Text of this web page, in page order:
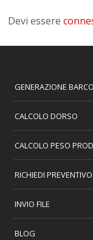
Devi essere
GENERAZIONE
CALCOLO DORSO
CALCOLO PESO
RICHIEDI PREVENTIVO
INVIO FILE
BLOG